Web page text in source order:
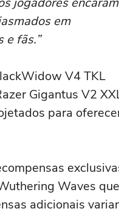
em
e fãs.”
V4 TKL
Gigantus V2
para
Waves que
adicionais